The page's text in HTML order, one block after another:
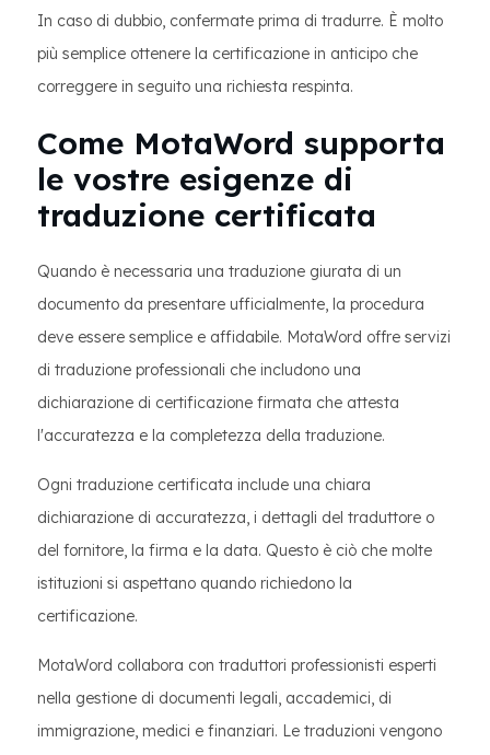
In caso di dubbio, confermate prima di tradurre. È molto
più semplice ottenere la certificazione in anticipo che
correggere in seguito una richiesta respinta.
Come MotaWord supporta
le vostre esigenze di
traduzione certificata
Quando è necessaria una traduzione giurata di un
documento da presentare ufficialmente, la procedura
deve essere semplice e affidabile. MotaWord offre servizi
di traduzione professionali che includono una
dichiarazione di certificazione firmata che attesta
l'accuratezza e la completezza della traduzione.
Ogni traduzione certificata include una chiara
dichiarazione di accuratezza, i dettagli del traduttore o
del fornitore, la firma e la data. Questo è ciò che molte
istituzioni si aspettano quando richiedono la
certificazione.
MotaWord collabora con traduttori professionisti esperti
nella gestione di documenti legali, accademici, di
immigrazione, medici e finanziari. Le traduzioni vengono